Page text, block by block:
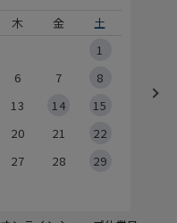
木 金
土
1
6 7
8
13 14
15
20 21
22
27 28
29